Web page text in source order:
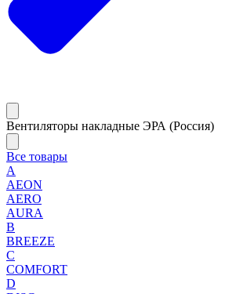
Вентиляторы накладные ЭРА (Россия)
Все товары
A
AEON
AERO
AURA
B
BREEZE
C
COMFORT
D